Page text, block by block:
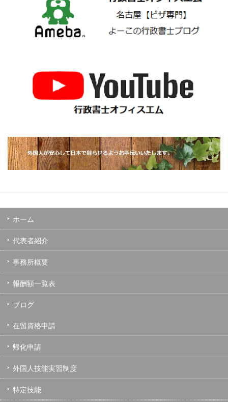
ホーム
代表者紹介
事務所概要
報酬額一覧表
ブログ
在留資格申請
帰化申請
外国人技能実習制度
特定技能